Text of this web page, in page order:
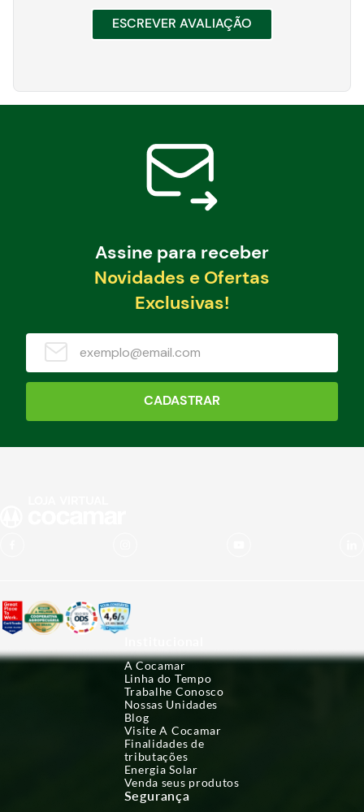
ESCREVER AVALIAÇÃO
Assine para receber
Novidades e Ofertas
Exclusivas!
CADASTRAR
A Cocamar
Linha do Tempo
Trabalhe Conosco
Nossas Unidades
Blog
Visite A Cocamar
Finalidades de
tributações
Energia Solar
Venda seus produtos
Segurança